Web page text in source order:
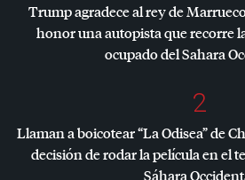
Trump agradece al rey de
honor una autopista que recorre
ocupado del Sahara
2
Llaman a boicotear “La Odisea” de
decisión de rodar la película en el
Sáhara